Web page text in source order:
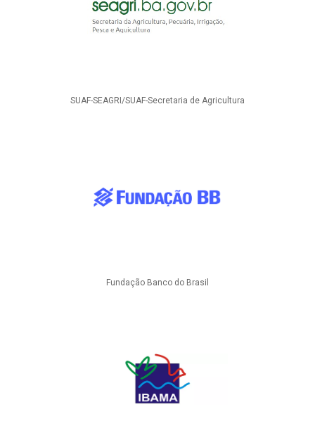
SUAF-SEAGRI/SUAF-Secretaria de Agricultura
Fundação Banco do Brasil